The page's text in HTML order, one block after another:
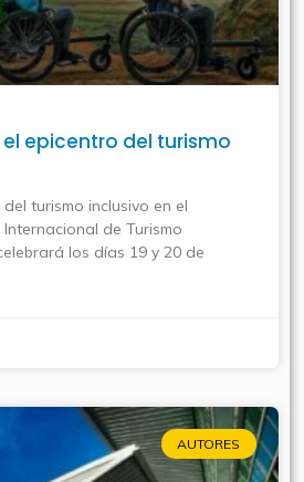
epicentro del turismo
turismo inclusivo en el
de Turismo
los días 19 y 20 de
AUTORES